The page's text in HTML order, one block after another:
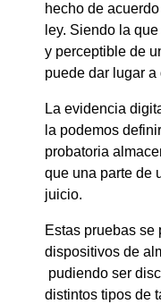
hecho de
ley. Siendo la
y perceptible de
puede dar lugar a
La evidencia
la podemos
probatoria
que una parte de
juicio.
Estas pruebas se
dispositivos de
pudiendo ser
distintos tipos de